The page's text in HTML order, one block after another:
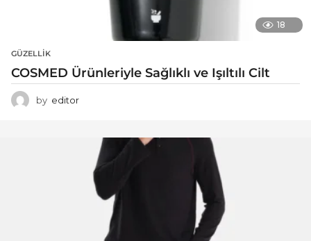
18
GÜZELLIK
COSMED Ürünleriyle Sağlıklı ve Işıltılı Cilt
by editor